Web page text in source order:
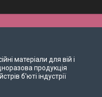
матеріали для вій і
продукція
б'юті індустрії